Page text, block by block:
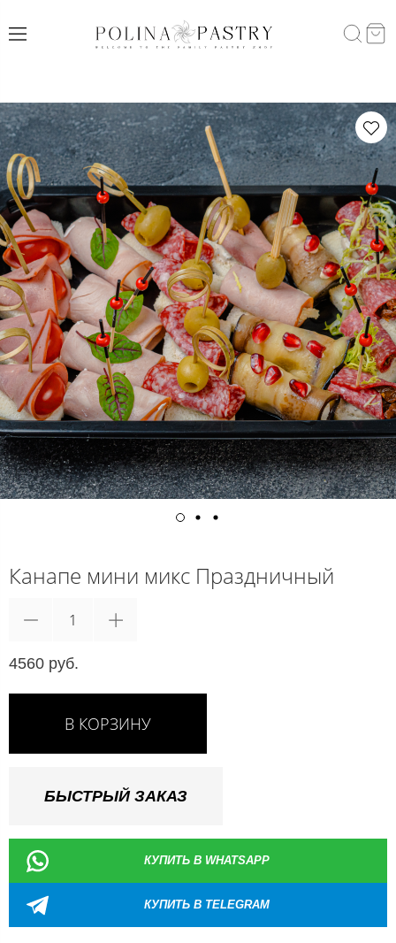
Канапе мини микс Праздничный
4560 руб.
В КОРЗИНУ
БЫСТРЫЙ ЗАКАЗ
КУПИТЬ В WHATSAPP
КУПИТЬ В TELEGRAM